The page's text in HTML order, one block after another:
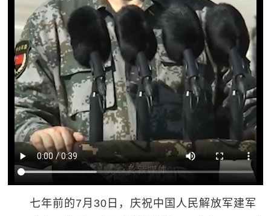
七年前的7月30日，庆祝中国人民解放军建军